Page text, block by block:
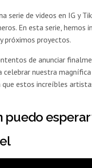
serie de videos en IG y
En esta serie, hemos
próximos proyectos.
de anunciar
celebrar nuestra
estos increíbles
puedo esperar